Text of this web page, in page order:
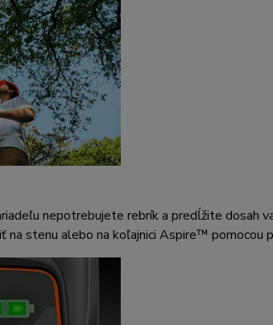
nepotrebujete rebrík a predĺžite dosah
stenu alebo na koľajnici Aspire™ pomocou